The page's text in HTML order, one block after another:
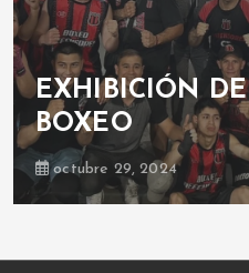
EXHIBICIÓN DE
BOXEO
octubre 29, 2024